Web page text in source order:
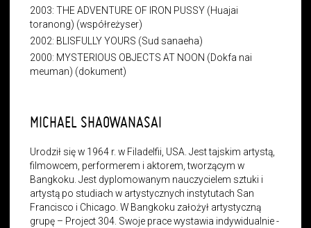
2003: THE ADVENTURE OF IRON PUSSY (Huajai
toranong) (współreżyser)
2002: BLISFULLY YOURS (Sud sanaeha)
2000: MYSTERIOUS OBJECTS AT NOON (Dokfa nai
meuman) (dokument)
MICHAEL SHAOWANASAI
Urodził się w 1964 r. w Filadelfii, USA. Jest tajskim artystą,
filmowcem, performerem i aktorem, tworzącym w
Bangkoku. Jest dyplomowanym nauczycielem sztuki i
artystą po studiach w artystycznych instytutach San
Francisco i Chicago. W Bangkoku założył artystyczną
grupę – Project 304. Swoje prace wystawia indywidualnie -